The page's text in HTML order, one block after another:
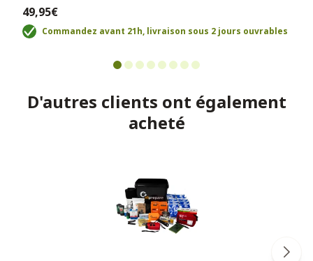
49,95€
Commandez avant 21h, livraison sous 2 jours ouvrables
D'autres clients ont également
acheté